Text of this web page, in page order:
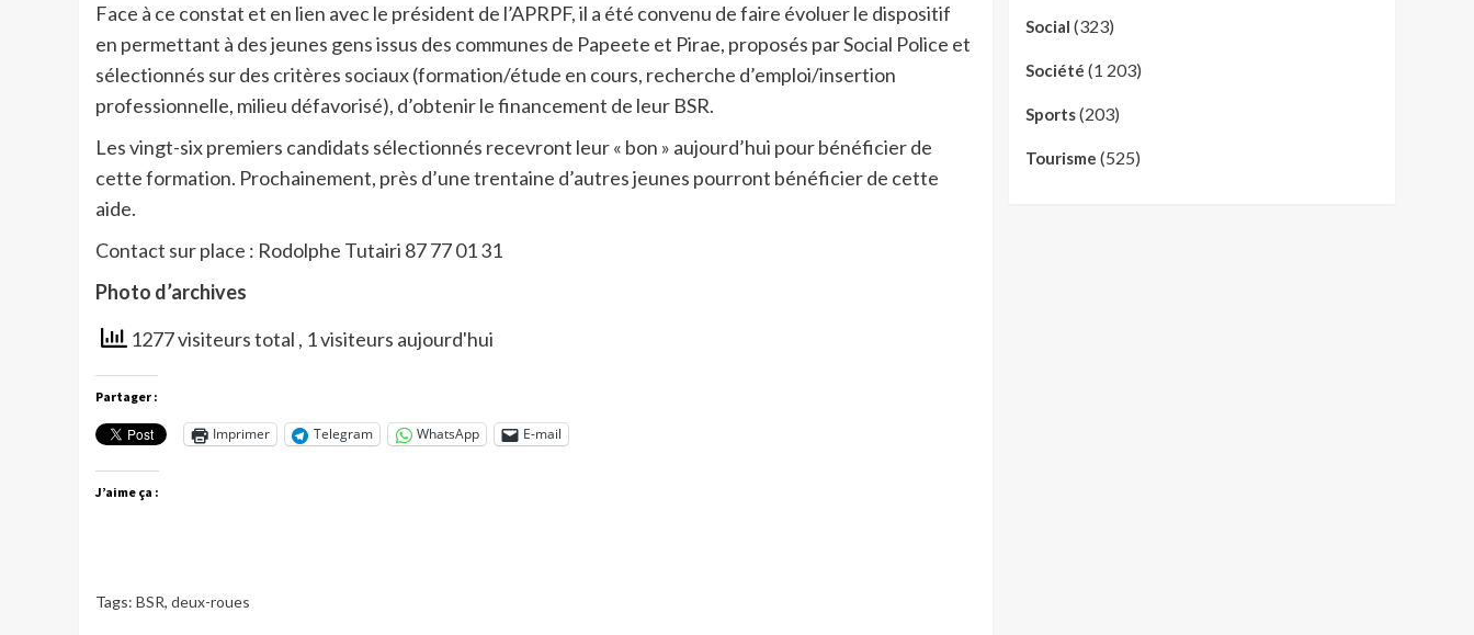
Face à ce constat et en lien avec le président de l’APRPF, il a été convenu de faire évoluer le dispositif
en permettant à des jeunes gens issus des communes de Papeete et Pirae, proposés par Social Police et
sélectionnés sur des critères sociaux (formation/étude en cours, recherche d’emploi/insertion
professionnelle, milieu défavorisé), d’obtenir le financement de leur BSR.
Les vingt-six premiers candidats sélectionnés recevront leur « bon » aujourd’hui pour bénéficier de
cette formation. Prochainement, près d’une trentaine d’autres jeunes pourront bénéficier de cette
aide.
Contact sur place : Rodolphe Tutairi 87 77 01 31
Photo d’archives
1277 visiteurs total , 1 visiteurs aujourd'hui
Partager :
Imprimer Telegram WhatsApp E-mail
J’aime ça :
Tags: BSR, deux-roues
Social (323)
Société (1 203)
Sports(203)
Tourisme (525)